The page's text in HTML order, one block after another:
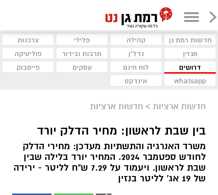
חדשות רמת גן קהילה פלילי
צרכנות
מגזין
נדל"ן תרבות ובידור
פוליטיקה
דרושים
לוח חינם עסקים
פייסבוק
whatsapp
אינדקס
חדשות ארציות > חדשות ארציות
בין שבת לראשון: מחיר הדלק יורד
משרד האנרגיה והתשתיות מעדכן: מחירי הדלק
לחודש ספטמבר 2024. המחיר יורד בלילה שבין
שבת לראשון. ויעמוד על 7.29 ש"ח לליטר - ירידה
של 19 אג' לליטר בנזין